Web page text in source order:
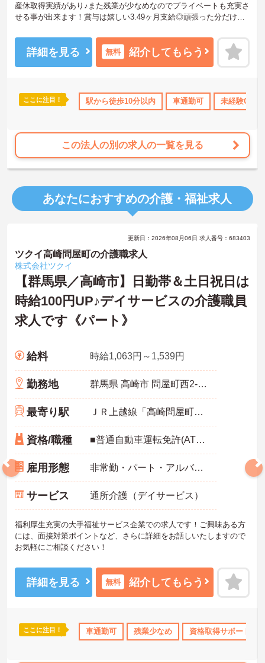
手当・補助 無資格OK 年間休日110日以上 産休･育休･介護休
産休取得実績があり♪また残業が少なめなのでプライベートも充実さ
せる事が出来ます！賞与は嬉しい3.49ヶ月支給◎頑張った分だけ評
詳細をお話致しますのでお気軽にご相談ください。
詳細を見る 無料 紹介してもらう
ここに注目！ 駅から徒歩10分以内 車通勤可 未経験OK
この法人の別の求人の一覧を見る
あなたにおすすめの介護・福祉求人
残業少なめ 託児所・育児補助 無資格OK 年間休日110日
更新日：2026年08月06日 求人番号：683403
ツクイ高崎問屋町の介護職求人
株式会社ツクイ
【群馬県／高崎市】日勤帯＆土日祝日は
時給100円UP♪デイサービスの介護職員
求人です《パート》
給料 時給1,063円～1,539円
勤務地 群馬県 高崎市 問屋町西2-6-2
最寄り駅 ＪＲ上越線「高崎問屋町駅」徒歩20分
資格/職種 ■普通自動車運転免許(AT限定可) 必須 ■無資格OK ■経験不問 ※無資格者:入社半年以内に会社負担で認知症介護基礎研修受講
雇用形態 非常勤・パート・アルバイト
サービス 通所介護（デイサービス）
福利厚生充実の大手福祉サービス企業での求人です！ご興味ある方
には、面接対策ポイントなど、さらに詳細をお話しいたしますので
お気軽にご相談ください！
詳細を見る 無料 紹介してもらう
ここに注目！ 車通勤可 残業少なめ 資格取得サポート